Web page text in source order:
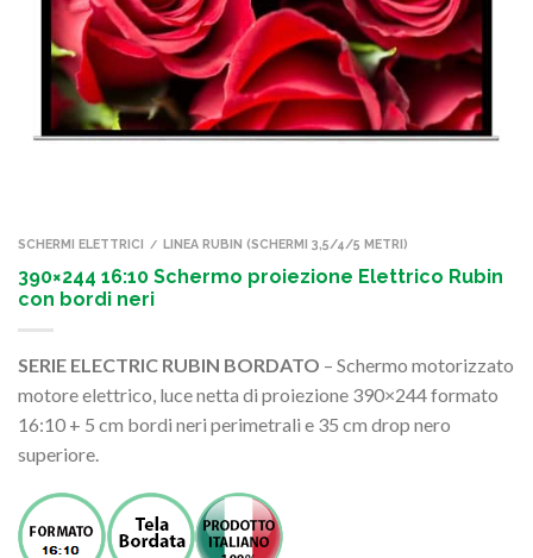
SCHERMI ELETTRICI / LINEA RUBIN (SCHERMI 3,5/4/5 METRI)
390×244 16:10 Schermo proiezione Elettrico Rubin
con bordi neri
SERIE ELECTRIC RUBIN BORDATO – Schermo motorizzato
motore elettrico, luce netta di proiezione 390×244 formato
16:10 + 5 cm bordi neri perimetrali e 35 cm drop nero
superiore.